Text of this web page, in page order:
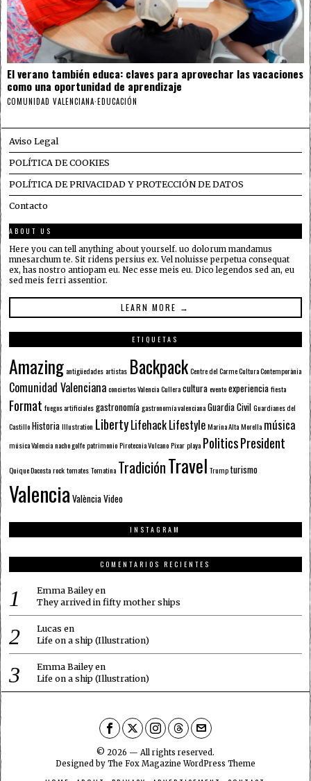
El verano también educa: claves para aprovechar las vacaciones
como una oportunidad de aprendizaje
COMUNIDAD VALENCIANA·EDUCACIÓN
Aviso Legal
POLÍTICA DE COOKIES
POLÍTICA DE PRIVACIDAD Y PROTECCIÓN DE DATOS
Contacto
ABOUT US
Here you can tell anything about yourself. uo dolorum mandamus
mnesarchum te. Sit ridens persius ex. Vel noluisse perpetua consequat
ex, has nostro antiopam eu. Nec esse meis eu. Dico legendos sed an, eu
sed meis ferri assentior.
LEARN MORE →
ETIQUETAS
Amazing antigüedades artistas Backpack Centre del Carme Cultura Contemporània
Comunidad Valenciana conciertos Valencia Cullera cultura evento experiencia fiesta
Format fuegos artificiales gastronomía gastronomía valenciana Guardia Civil Guardianes del
Castillo Historia Illustration LibertyLifehackLifestyle Marina Alta Morella música
música Valencia nacho golfe patrimonio Pirotecnia Vulcano Pixar playa PoliticsPresident
Quique Dacosta rock tomates Tomatina TradiciónTravel Trump turismo
Valencia ValènciaVideo
INSTAGRAM
COMENTARIOS RECIENTES
Emma Baileyen
They arrived in fifty mother ships
Lucas en
Life on a ship (Illustration)
Emma Baileyen
Life on a ship (Illustration)
© 2026 — All rights reserved.
Designed by The Fox Magazine WordPress Theme